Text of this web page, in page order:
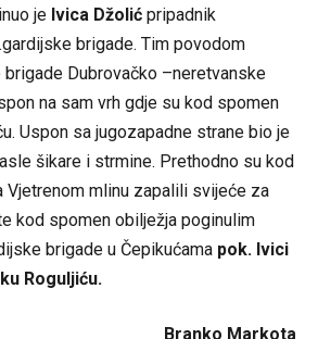
je Ivica Džolić pripadnik
brigade. Tim povodom
Dubrovačko –neretvanske
na sam vrh gdje su kod spomen
Uspon sa jugozapadne strane bio je
šikare i strmine. Prethodno su kod
Vjetrenom mlinu zapalili svijeće za
kod spomen obilježja poginulim
brigade u Čepikućama pok. Ivici
Roguljiću.
Branko Markota